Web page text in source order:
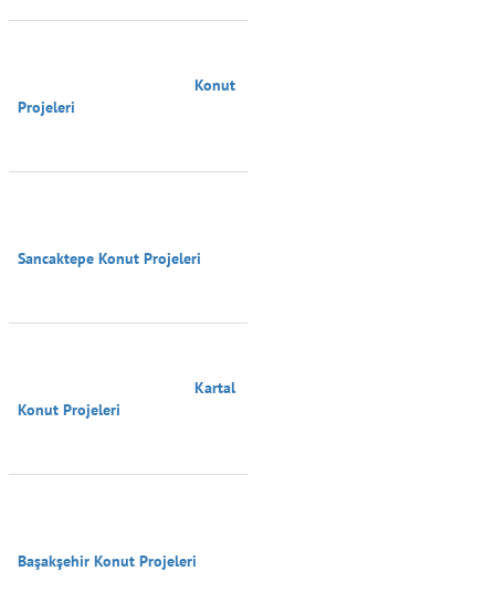
Projeleri
Sancaktepe Konut Projeleri
Konut Projeleri
Başakşehir Konut Projeleri